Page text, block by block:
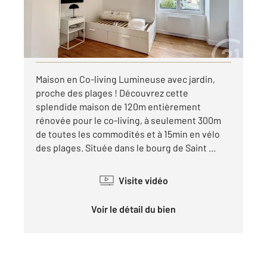
495 €
par mois charges comprises
Visiter le site dédié
Maison en Co-living Lumineuse avec jardin,
proche des plages ! Découvrez cette
splendide maison de 120m entièrement
rénovée pour le co-living, à seulement 300m
de toutes les commodités et à 15min en vélo
des plages. Située dans le bourg de Saint ...
Visite vidéo
Voir le détail du bien